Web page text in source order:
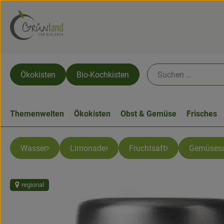
Ökokisten Bio-Kochkisten
Themenwelten Ökokisten Obst & Gemüse Frisches
Wasser Limonade Fruchtsaft
regional